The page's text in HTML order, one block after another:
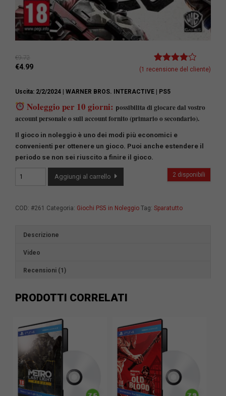
Valutato
base di
1
(1 recensione del cliente)
€9.72
€4.99
Uscita: 2/2/2024 | WARNER BROS. INTERACTIVE | PS5
Noleggio per 10 giorni: possibilita di giocare dal vostro
account personale o sull account fornito (primario o secondario).
Il gioco in noleggio è uno dei modi più economici e
convenienti per ottenere un gioco. Puoi anche estendere il
periodo se non sei riuscito a finire il gioco.
2 disponibili
Justice
quantità
Aggiungi al carrello
COD: #261 Categoria: Giochi PS5 in Noleggio Tag: Sparatutto
Descrizione
Video
Recensioni (1)
PRODOTTI CORRELATI